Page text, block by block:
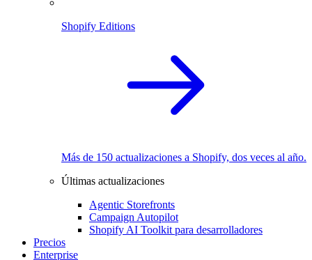
Shopify Editions
Más de 150 actualizaciones a Shopify, dos veces al año.
Últimas actualizaciones
Agentic Storefronts
Campaign Autopilot
Shopify AI Toolkit para desarrolladores
Precios
Enterprise